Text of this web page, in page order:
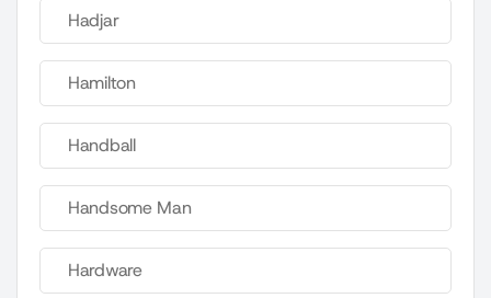
Hadjar
Hamilton
Handball
Handsome Man
Hardware